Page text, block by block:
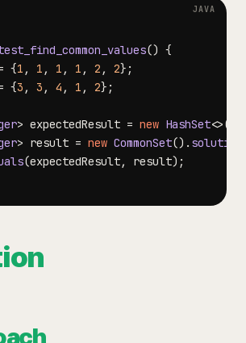
() {
{1 , 1 , 1 , 1 , 2 , 2} ;
{3 , 3 , 4 , 1 , 2} ;
> expectedResult = new HashSet<>(
> result = new CommonSet() . solution
(expectedResult, result) ;